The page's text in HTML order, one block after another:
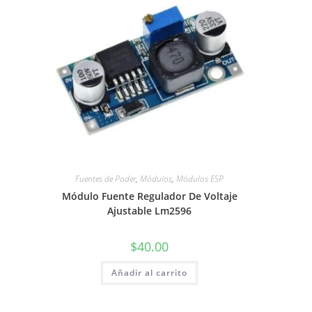
Fuentes de Poder, Módulos, Módulos ESP
Módulo Fuente Regulador De Voltaje
Ajustable Lm2596
$40.00
Añadir al carrito